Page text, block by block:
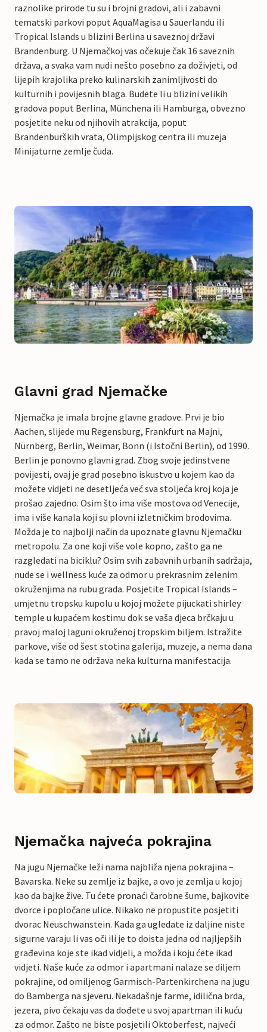
raznolike prirode tu su i brojni gradovi, ali i zabavni
tematski parkovi poput AquaMagisa u Sauerlandu ili
Tropical Islands u blizini Berlina u saveznoj državi
Brandenburg. U Njemačkoj vas očekuje čak 16 saveznih
država, a svaka vam nudi nešto posebno za doživjeti, od
lijepih krajolika preko kulinarskih zanimljivosti do
kulturnih i povijesnih blaga. Budete li u blizini velikih
gradova poput Berlina, Münchena ili Hamburga, obvezno
posjetite neku od njihovih atrakcija, poput
Brandenburških vrata, Olimpijskog centra ili muzeja
Minijaturne zemlje čuda.
Glavni grad Njemačke
Njemačka je imala brojne glavne gradove. Prvi je bio
Aachen, slijede mu Regensburg, Frankfurt na Majni,
Nürnberg, Berlin, Weimar, Bonn (i Istočni Berlin), od 1990.
Berlin je ponovno glavni grad. Zbog svoje jedinstvene
povijesti, ovaj je grad posebno iskustvo u kojem kao da
možete vidjeti ne desetljeća već sva stoljeća kroj koja je
prošao zajedno. Osim što ima više mostova od Venecije,
ima i više kanala koji su plovni izletničkim brodovima.
Možda je to najbolji način da upoznate glavnu Njemačku
metropolu. Za one koji više vole kopno, zašto ga ne
razgledati na biciklu? Osim svih zabavnih urbanih sadržaja,
nude se i wellness kuće za odmor u prekrasnim zelenim
okruženjima na rubu grada. Posjetite Tropical Islands –
umjetnu tropsku kupolu u kojoj možete pijuckati shirley
temple u kupaćem kostimu dok se vaša djeca brčkaju u
pravoj maloj laguni okruženoj tropskim biljem. Istražite
parkove, više od šest stotina galerija, muzeje, a nema dana
kada se tamo ne održava neka kulturna manifestacija.
Njemačka najveća pokrajina
Na jugu Njemačke leži nama najbliža njena pokrajina –
Bavarska. Neke su zemlje iz bajke, a ovo je zemlja u kojoj
kao da bajke žive. Tu ćete pronaći čarobne šume, bajkovite
dvorce i popločane ulice. Nikako ne propustite posjetiti
dvorac Neuschwanstein. Kada ga ugledate iz daljine niste
sigurne varaju li vas oči ili je to doista jedna od najljepših
građevina koje ste ikad vidjeli, a možda i koju ćete ikad
vidjeti. Naše kuće za odmor i apartmani nalaze se diljem
pokrajine, od omiljenog Garmisch-Partenkirchena na jugu
do Bamberga na sjeveru. Nekadašnje farme, idilična brda,
jezera, pivo čekaju vas da dođete u svoj apartman ili kuću
za odmor. Zašto ne biste posjetili Oktoberfest, najveći